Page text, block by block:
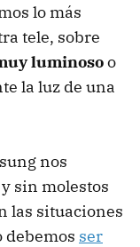
lo más
tele, sobre
luminosoo
la luz de una
nos
sin molestos
las situaciones
debemos ser